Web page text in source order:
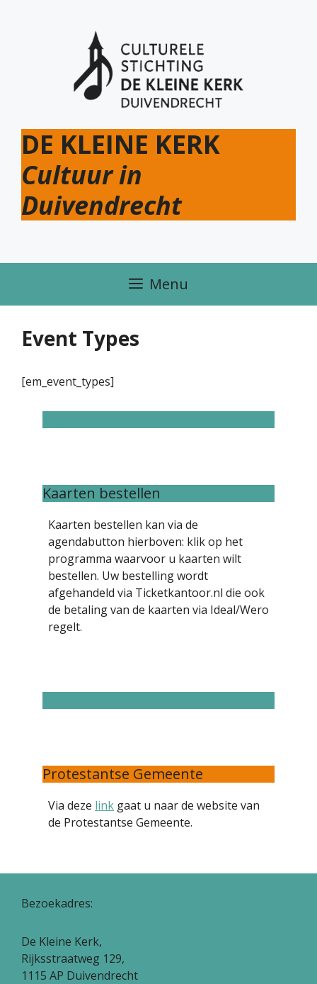
DE KLEINE KERK
Cultuur in
Duivendrecht
Menu
Event Types
[em_event_types]
Kaarten bestellen
Kaarten bestellen kan via de
agendabutton hierboven: klik op het
programma waarvoor u kaarten wilt
bestellen. Uw bestelling wordt
afgehandeld via Ticketkantoor.nl die ook
de betaling van de kaarten via Ideal/Wero
regelt.
Protestantse Gemeente
Via deze link gaat u naar de website van
de Protestantse Gemeente.
Bezoekadres:
De Kleine Kerk,
Rijksstraatweg 129,
1115 AP Duivendrecht